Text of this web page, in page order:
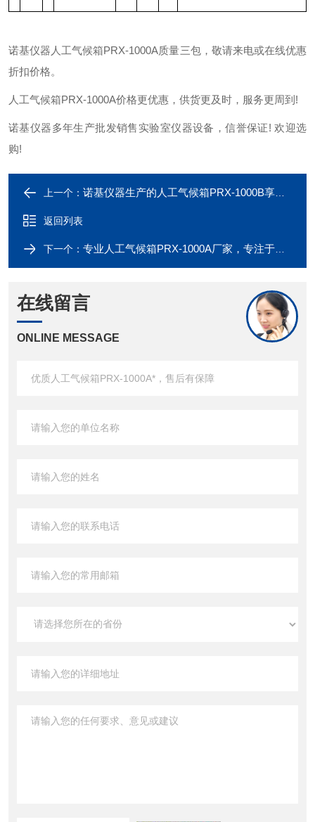
诺基仪器人工气候箱PRX-1000A质量三包，敬请来电或在线优惠
折扣价格。
人工气候箱PRX-1000A价格更优惠，供货更及时，服务更周到!
诺基仪器多年生产批发销售实验室仪器设备，信誉保证! 欢迎选
购!
上一个： 诺基仪器生产的人工气候箱PRX-1000B享受诺基仪器优质售后服务
返回列表
下一个： 专业人工气候箱PRX-1000A厂家，专注于人工气候箱PRX-1000A研发生产
在线留言
ONLINE MESSAGE